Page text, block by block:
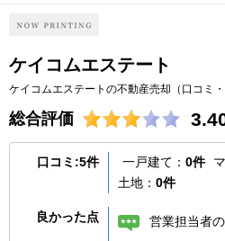
ケイコムエステート
ケイコムエステートの不動産売却（口コミ・
総合評価
口コミ:5件 一戸建て： 0件
土地： 0件
良かった点
営業担当者